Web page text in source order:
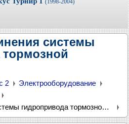
(1998-2004)
системы
2
Электрооборудование
Схема 3. Соединения системы гидропривода тормозной системы